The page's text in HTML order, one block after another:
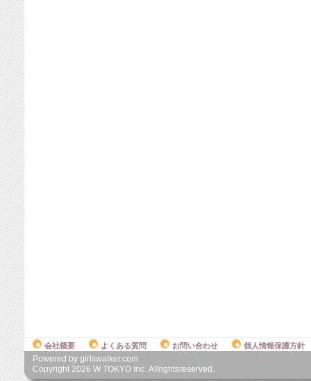
会社概要 よくある質問 お問い合わせ 個人情報保護方針
Powered by girlswalker.com
Copyright 2026 W TOKYO Inc. Allrightsreserved.